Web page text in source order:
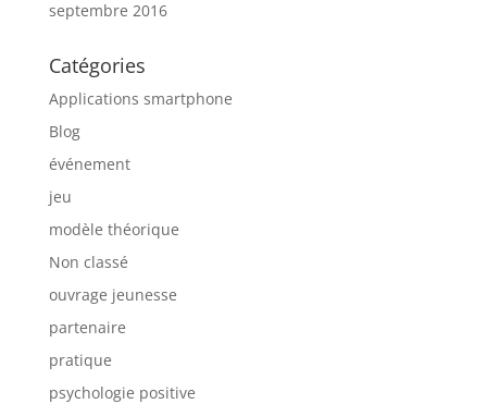
septembre 2016
Catégories
Applications smartphone
Blog
événement
jeu
modèle théorique
Non classé
ouvrage jeunesse
partenaire
pratique
psychologie positive